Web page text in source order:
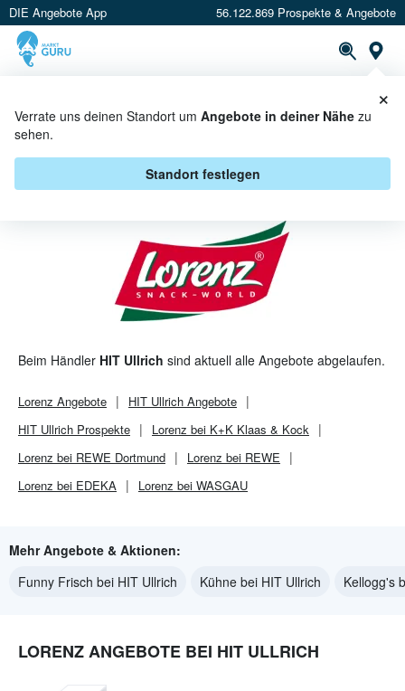
DIE Angebote App 56.122.869 Prospekte & Angebote
Verrate uns deinen Standort um Angebote in deiner Nähe zu
sehen.
Standort festlegen
×
LORENZ BEI HIT ULLRICH -
ANGEBOTE & AKTIONEN
Beim Händler HIT Ullrich sind aktuell alle Angebote abgelaufen.
Lorenz Angebote HIT Ullrich Angebote
HIT Ullrich Prospekte
Lorenz bei K+K Klaas & Kock
Lorenz bei REWE Dortmund
Lorenz bei REWE
Lorenz bei EDEKA
Lorenz bei WASGAU
Mehr Angebote & Aktionen:
Funny Frisch bei HIT Ullrich
Kühne bei HIT Ullrich Kellogg's
LORENZ ANGEBOTE BEI HIT ULLRICH